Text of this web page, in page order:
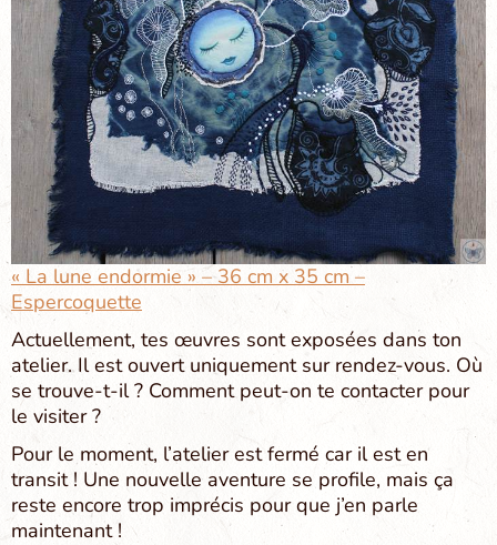
« La lune endormie » – 36 cm x 35 cm –
Espercoquette
Actuellement, tes œuvres sont exposées dans ton
atelier. Il est ouvert uniquement sur rendez-vous. Où
se trouve-t-il ? Comment peut-on te contacter pour
le visiter ?
Pour le moment, l’atelier est fermé car il est en
transit ! Une nouvelle aventure se profile, mais ça
reste encore trop imprécis pour que j’en parle
maintenant !